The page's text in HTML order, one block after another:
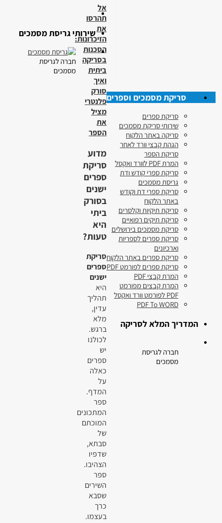
אל
תהרסו
את
הזיכרונות:
הסכנות
בסריקה
ביתית
ואיך
סורק
פלנטרי
מציל
את
הספר
מדוע
סריקת
ספרים
ישנים
בסורק
ביתי
היא
טעות?
סריקת
ספרים
ישנים
היא
תהליך
עדין,
מלא
ברגש.
לכולנו
יש
ספרים
כאלה
על
המדף.
ספר
המתכונים
המוכתם
של
סבתא,
שדפיו
הצהיבו.
ספר
השירים
שסבא
כרך
בעצמו.
שירותי גריסת מסמכים
חברה לגריסת
מסמכים
סריקת מסמכים וספרים
סריקת ספרים
שירותי סריקת מסמכים
סריקה באתר הלקוח
הגהת קבצי וורד לאחר
סריקת הספר
המרת PDF לוורד ואקסל
סריקת ספרי קודש ודת
גריסת מסמכים
סריקת ספרי דת וקודש
באתר הלקוח
סריקת תיקיות וקלסרים
סריקת תיקים רפואיים
סריקת מסמכים בירושלים
סריקת ספרים לספריות
וארכיונים
סריקת ספרים באתר הלקוח
סריקת ספרים לפורמט PDF
המרת קבצי PDF
המרת קבצים מפורמט
PDF לפורמט וורד ואקסל
PDF To WORD
המדריך המלא לסריקה
חברה לגריסת
מסמכים